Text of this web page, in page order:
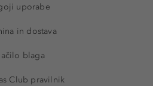
uporabe
in dostava
blaga
Club pravilnik